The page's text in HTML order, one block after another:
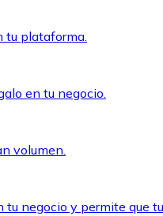
tu plataforma.
en tu negocio.
volumen.
negocio y permite que